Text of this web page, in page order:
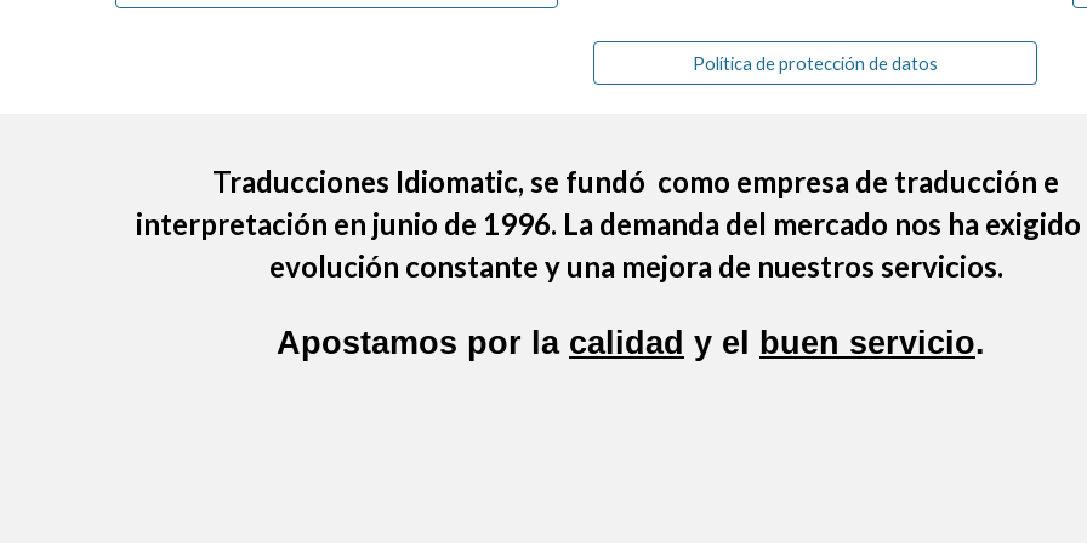
Política de protección de datos
Traducciones Idiomatic, se fundó como empresa de traducción e
interpretación en junio de 1996. La demanda del mercado nos ha exigido
evolución constante y una mejora de nuestros servicios.
Apostamos por la calidad y el buen servicio.